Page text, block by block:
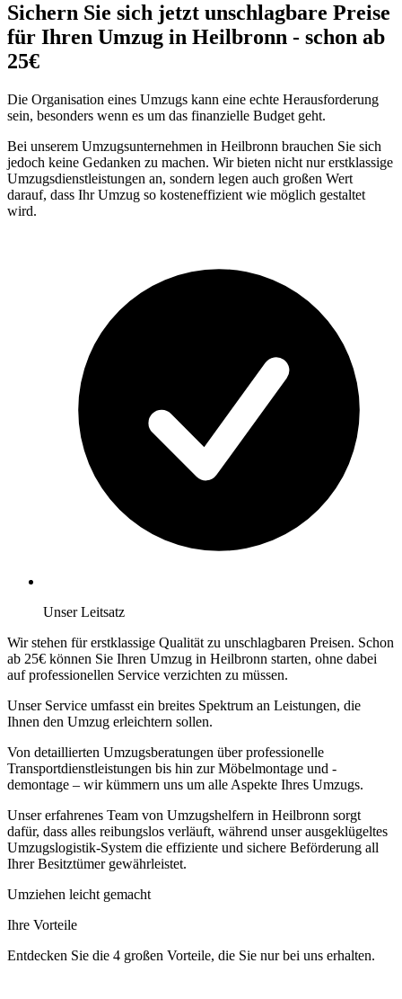
Sichern Sie sich jetzt unschlagbare Preise
für Ihren Umzug in Heilbronn - schon ab
25€
Die Organisation eines Umzugs kann eine echte Herausforderung
sein, besonders wenn es um das finanzielle Budget geht.
Bei unserem Umzugsunternehmen in Heilbronn brauchen Sie sich
jedoch keine Gedanken zu machen. Wir bieten nicht nur erstklassige
Umzugsdienstleistungen an, sondern legen auch großen Wert
darauf, dass Ihr Umzug so kosteneffizient wie möglich gestaltet
wird.
Unser Leitsatz
Wir stehen für erstklassige Qualität zu unschlagbaren Preisen. Schon
ab 25€ können Sie Ihren Umzug in Heilbronn starten, ohne dabei
auf professionellen Service verzichten zu müssen.
Unser Service umfasst ein breites Spektrum an Leistungen, die
Ihnen den Umzug erleichtern sollen.
Von detaillierten Umzugsberatungen über professionelle
Transportdienstleistungen bis hin zur Möbelmontage und -
demontage – wir kümmern uns um alle Aspekte Ihres Umzugs.
Unser erfahrenes Team von Umzugshelfern in Heilbronn sorgt
dafür, dass alles reibungslos verläuft, während unser ausgeklügeltes
Umzugslogistik-System die effiziente und sichere Beförderung all
Ihrer Besitztümer gewährleistet.
Umziehen leicht gemacht
Ihre Vorteile
Entdecken Sie die 4 großen Vorteile, die Sie nur bei uns erhalten.